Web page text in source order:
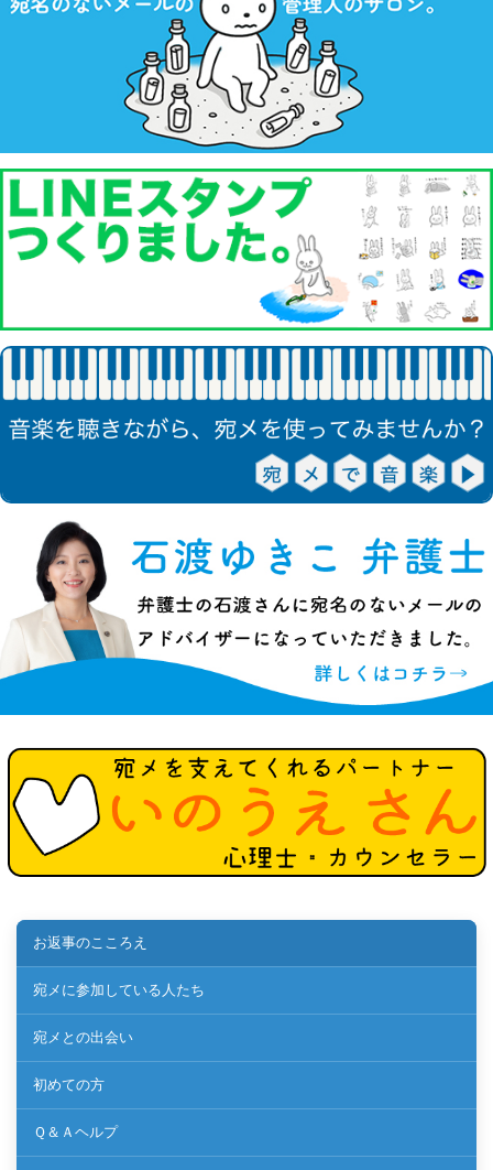
お返事のこころえ
宛メに参加している人たち
宛メとの出会い
初めての方
Ｑ＆Ａヘルプ